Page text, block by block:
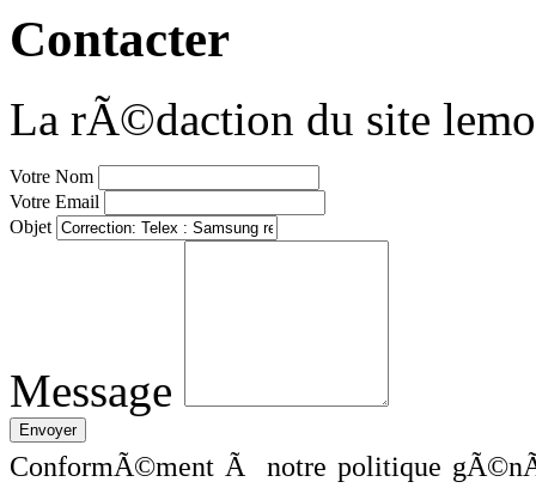
Contacter
La rÃ©daction du site
Votre Nom
Votre Email
Objet
Message
ConformÃ©ment Ã notre politique